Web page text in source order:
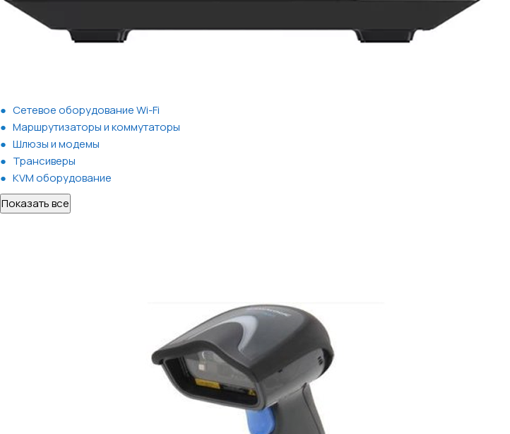
Сетевое оборудование Wi-Fi
Маршрутизаторы и коммутаторы
Шлюзы и модемы
Трансиверы
KVM оборудование
Показать все